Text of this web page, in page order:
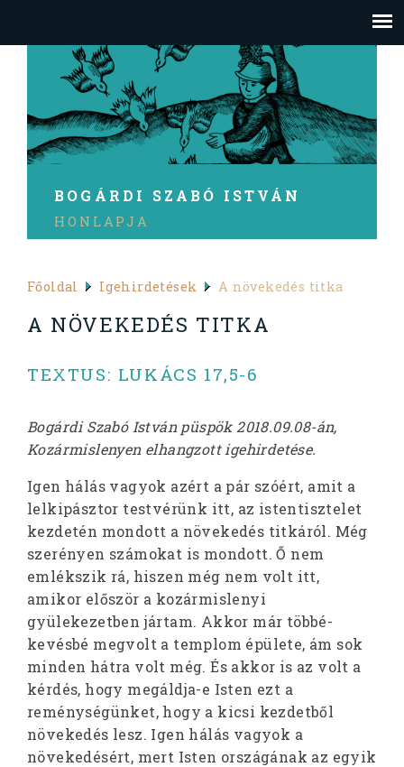
BOGÁRDI SZABÓ ISTVÁN
HONLAPJA
Főoldal Igehirdetések A növekedés titka
A NÖVEKEDÉS TITKA
TEXTUS: LUKÁCS 17,5-6
Bogárdi Szabó István püspök 2018.09.08-án,
Kozármislenyen elhangzott igehirdetése.
Igen hálás vagyok azért a pár szóért, amit a
lelkipásztor testvérünk itt, az istentisztelet
kezdetén mondott a növekedés titkáról. Még
szerényen számokat is mondott. Ő nem
emlékszik rá, hiszen még nem volt itt,
amikor először a kozármislenyi
gyülekezetben jártam. Akkor már többé-
kevésbé megvolt a templom épülete, ám sok
minden hátra volt még. És akkor is az volt a
kérdés, hogy megáldja-e Isten ezt a
reménységünket, hogy a kicsi kezdetből
növekedés lesz. Igen hálás vagyok a
növekedésért, mert Isten országának az egyik